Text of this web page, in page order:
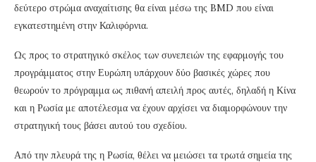
δεύτερο στρώμα αναχαίτισης θα είναι μέσω της BMD που είναι
εγκατεστημένη στην Καλιφόρνια.
Ως προς το στρατηγικό σκέλος των συνεπειών της εφαρμογής του
προγράμματος στην Ευρώπη υπάρχουν δύο βασικές χώρες που
θεωρούν το πρόγραμμα ως πιθανή απειλή προς αυτές, δηλαδή η Κίνα
και η Ρωσία με αποτέλεσμα να έχουν αρχίσει να διαμορφώνουν την
στρατηγική τους βάσει αυτού του σχεδίου.
Από την πλευρά της η Ρωσία, θέλει να μειώσει τα τρωτά σημεία της